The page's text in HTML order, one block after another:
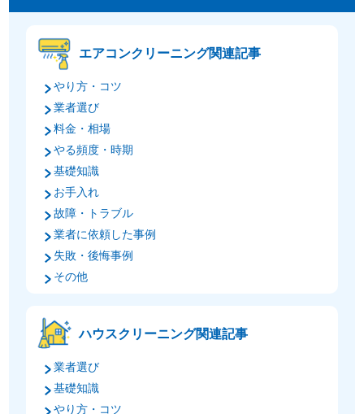
エアコンクリーニング関連記事
やり方・コツ
業者選び
料金・相場
やる頻度・時期
基礎知識
お手入れ
故障・トラブル
業者に依頼した事例
失敗・後悔事例
その他
ハウスクリーニング関連記事
業者選び
基礎知識
やり方・コツ